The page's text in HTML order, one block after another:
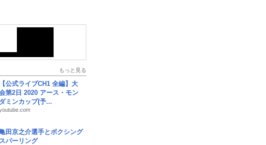
もっと見る
【公式ライブCH1 全編】大
第2日 2020 アース・モン
ダミンカップ(予...
田京之介選手とボクシング
スパーリング